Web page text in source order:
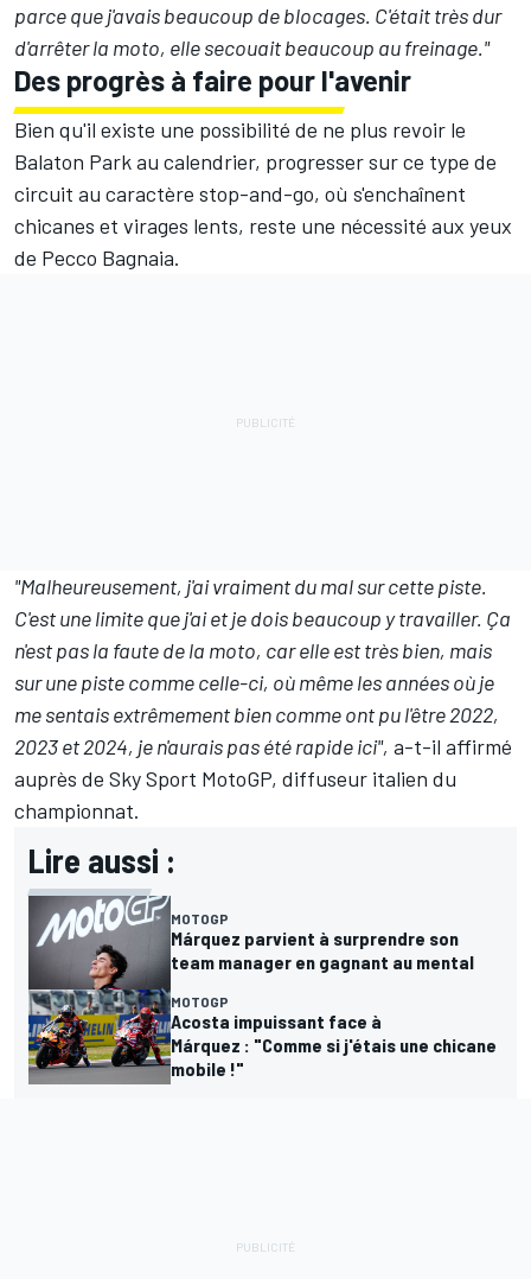
parce que j'avais beaucoup de blocages. C'était très dur
d'arrêter la moto, elle secouait beaucoup au freinage."
Des progrès à faire pour l'avenir
Bien qu'il existe une possibilité de ne plus revoir le
Balaton Park au calendrier, progresser sur ce type de
circuit au caractère stop-and-go, où s'enchaînent
chicanes et virages lents, reste une nécessité aux yeux
de Pecco Bagnaia.
"Malheureusement, j'ai vraiment du mal sur cette piste.
C'est une limite que j'ai et je dois beaucoup y travailler. Ça
n'est pas la faute de la moto, car elle est très bien, mais
sur une piste comme celle-ci, où même les années où je
me sentais extrêmement bien comme ont pu l'être 2022,
2023 et 2024, je n'aurais pas été rapide ici", a-t-il affirmé
auprès de Sky Sport MotoGP, diffuseur italien du
championnat.
Lire aussi :
MOTOGP
Márquez parvient à surprendre son
team manager en gagnant au mental
MOTOGP
Acosta impuissant face à
Márquez : "Comme si j'étais une chicane
mobile !"